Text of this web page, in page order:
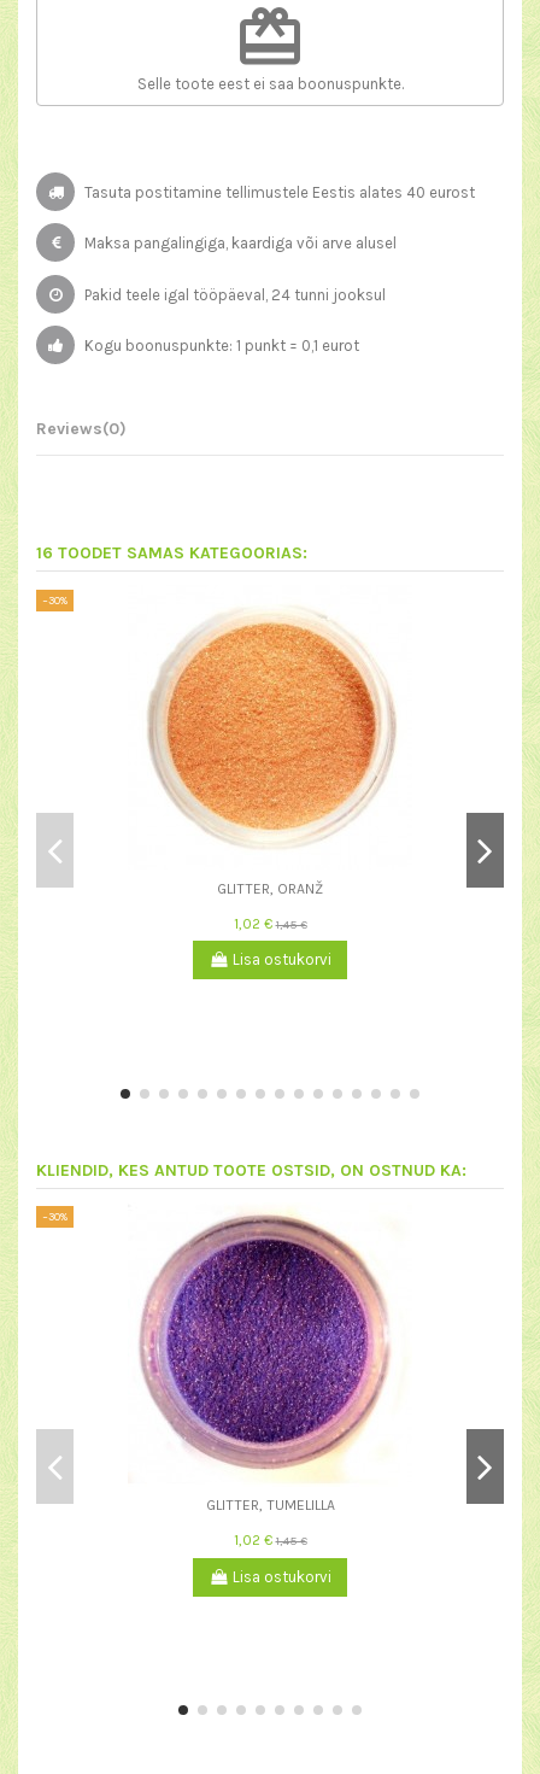
redeem
Selle toote eest ei saa boonuspunkte.
Tasuta postitamine tellimustele Eestis alates 40 eurost
Maksa pangalingiga, kaardiga või arve alusel
Pakid teele igal tööpäeval, 24 tunni jooksul
Kogu boonuspunkte: 1 punkt = 0,1 eurot
Reviews(0)
16 TOODET SAMAS KATEGOORIAS:
−30%
GLITTER, ORANŽ
1,02 €1,45 €
Lisa ostukorvi
−30%
KLIENDID, KES ANTUD TOOTE OSTSID, ON OSTNUD KA:
−30%
GLITTER, TUMELILLA
1,02 €1,45 €
Lisa ostukorvi